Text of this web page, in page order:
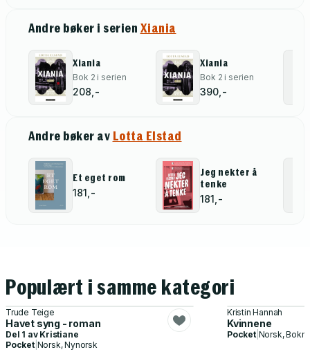
Andre bøker i serien Xiania
Xiania
Bok 2 i serien
208,-
Xiania
Bok 2 i serien
390,-
Andre bøker av Lotta Elstad
Et eget rom
181,-
Jeg nekter å
tenke
181,-
Populært i samme kategori
Trude Teige
Havet syng - roman
Del 1 av Kristiane
Pocket| Norsk, Nynorsk
Kristin Hannah
Kvinnene
Pocket| Norsk,